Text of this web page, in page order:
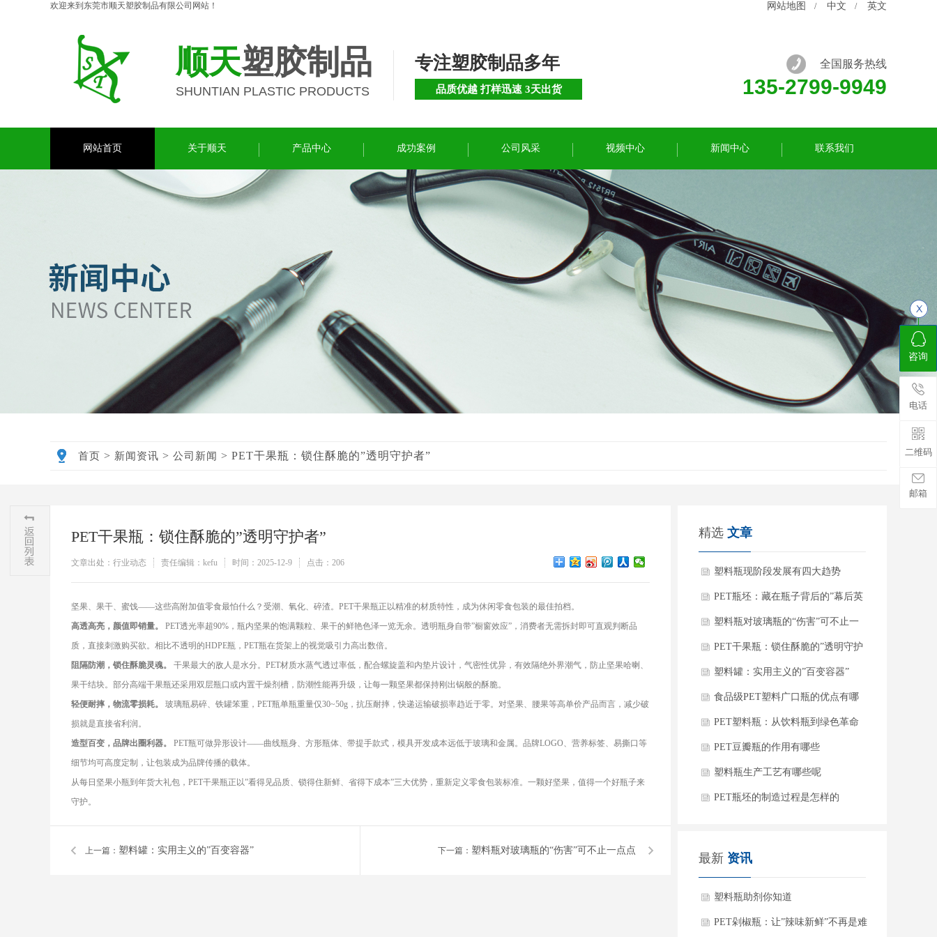
欢迎来到东莞市顺天塑胶制品有限公司网站！ 网站地图 / 中文 / 英文
顺天塑胶制品
SHUNTIAN PLASTIC PRODUCTS
专注塑胶制品多年
品质优越 打样迅速 3天出货
全国服务热线
135-2799-9949
网站首页 关于顺天 产品中心 成功案例 公司风采 视频中心 新闻中心 联系我们
首页 > 新闻资讯 > 公司新闻 > PET干果瓶：锁住酥脆的”透明守护者”
PET干果瓶：锁住酥脆的”透明守护者”
文章出处：行业动态 责任编辑：kefu 时间：2025-12-9 点击：206
坚果、果干、蜜饯——这些高附加值零食最怕什么？受潮、氧化、碎渣。PET干果瓶正以精准的材质特性，成为休闲零食包装的最佳拍档。
高透高亮，颜值即销量。
PET透光率超90%，瓶内坚果的饱满颗粒、果干的鲜艳色泽一览无余。透明瓶身自带”橱窗效应”，消费者无需拆封即可直观判断品
质，直接刺激购买欲。相比不透明的HDPE瓶，PET瓶在货架上的视觉吸引力高出数倍。
阻隔防潮，锁住酥脆灵魂。
干果最大的敌人是水分。PET材质水蒸气透过率低，配合螺旋盖和内垫片设计，气密性优异，有效隔绝外界潮气，防止坚果哈喇、
果干结块。部分高端干果瓶还采用双层瓶口或内置干燥剂槽，防潮性能再升级，让每一颗坚果都保持刚出锅般的酥脆。
轻便耐摔，物流零损耗。
玻璃瓶易碎、铁罐笨重，PET瓶单瓶重量仅30~50g，抗压耐摔，快递运输破损率趋近于零。对坚果、腰果等高单价产品而言，减少破
损就是直接省利润。
造型百变，品牌出圈利器。
PET瓶可做异形设计——曲线瓶身、方形瓶体、带提手款式，模具开发成本远低于玻璃和金属。品牌LOGO、营养标签、易撕口等
细节均可高度定制，让包装成为品牌传播的载体。
从每日坚果小瓶到年货大礼包，PET干果瓶正以”看得见品质、锁得住新鲜、省得下成本”三大优势，重新定义零食包装标准。一颗好坚果，值得一个好瓶子来
守护。
上一篇： 塑料罐：实用主义的”百变容器” 下一篇： 塑料瓶对玻璃瓶的“伤害”可不止一点点
精选 文章
塑料瓶现阶段发展有四大趋势
PET瓶坯：藏在瓶子背后的”幕后英
雄”
塑料瓶对玻璃瓶的“伤害”可不止一
点点
PET干果瓶：锁住酥脆的”透明守护
者”
塑料罐：实用主义的”百变容器”
食品级PET塑料广口瓶的优点有哪
些
PET塑料瓶：从饮料瓶到绿色革命
的主角
PET豆瓣瓶的作用有哪些
塑料瓶生产工艺有哪些呢
PET瓶坯的制造过程是怎样的
最新 资讯
塑料瓶助剂你知道
PET剁椒瓶：让”辣味新鲜”不再是难
咨询
电话
二维码
邮箱